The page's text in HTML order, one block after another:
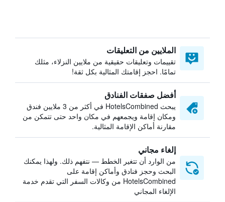
الملايين من التعليقات
تقييمات وتعليقات حقيقية من ملايين النزلاء، مثلك
تمامًا. احجز إقامتك المثالية بكل ثقة!
أفضل صفقات الفنادق
يبحث HotelsCombined في أكثر من 3 ملايين فندق
ومكان إقامة ويجمعهم في مكان واحد حتى تتمكن من
مقارنة أماكن الإقامة المثالية.
إلغاء مجاني
من الوارد أن تتغير الخطط — نتفهم ذلك. ولهذا يمكنك
البحث وحجز فنادق وأماكن إقامة على
HotelsCombined من وكالات السفر التي تقدم خدمة
الإلغاء المجاني